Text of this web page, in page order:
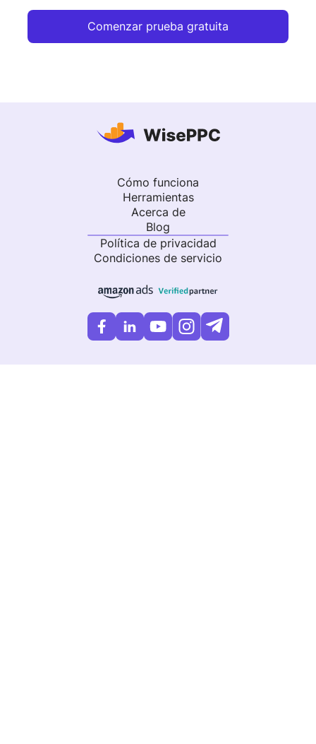
Comenzar prueba gratuita
Cómo funciona
Herramientas
Acerca de
Blog
Política de privacidad
Condiciones de servicio